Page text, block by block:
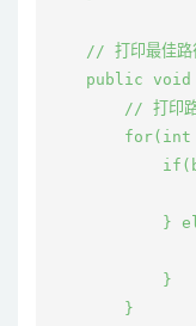
// 打印最佳路
public
// 打印
for(int
}
            }
        }